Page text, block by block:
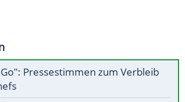
Pressestimmen zum Verbleib